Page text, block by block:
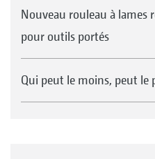
Nouveau rouleau à lames
pour outils portés
Qui peut le moins, peut le